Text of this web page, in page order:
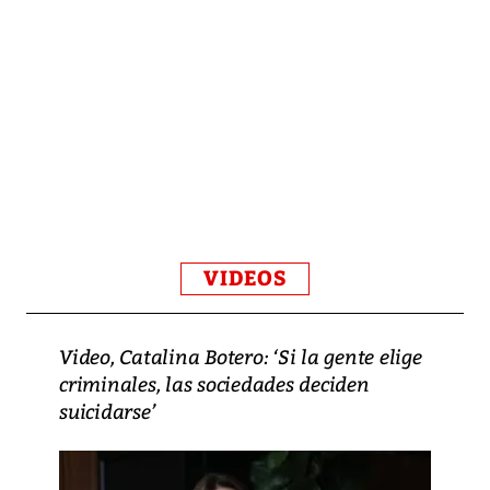
VIDEOS
Video, Catalina Botero: ‘Si la gente elige
criminales, las sociedades deciden
suicidarse’